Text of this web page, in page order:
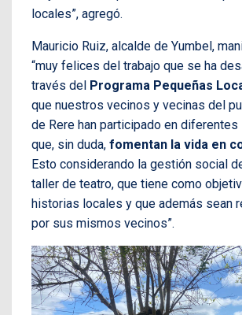
locales”, agregó.
Mauricio Ruiz, alcalde de Yumbel,
“muy felices del trabajo que se ha
través del Programa Pequeñas
que nuestros vecinos y vecinas del
de Rere han participado en
que, sin duda, fomentan la vida en
Esto considerando la gestión social
taller de teatro, que tiene como
historias locales y que además sean
por sus mismos vecinos”.